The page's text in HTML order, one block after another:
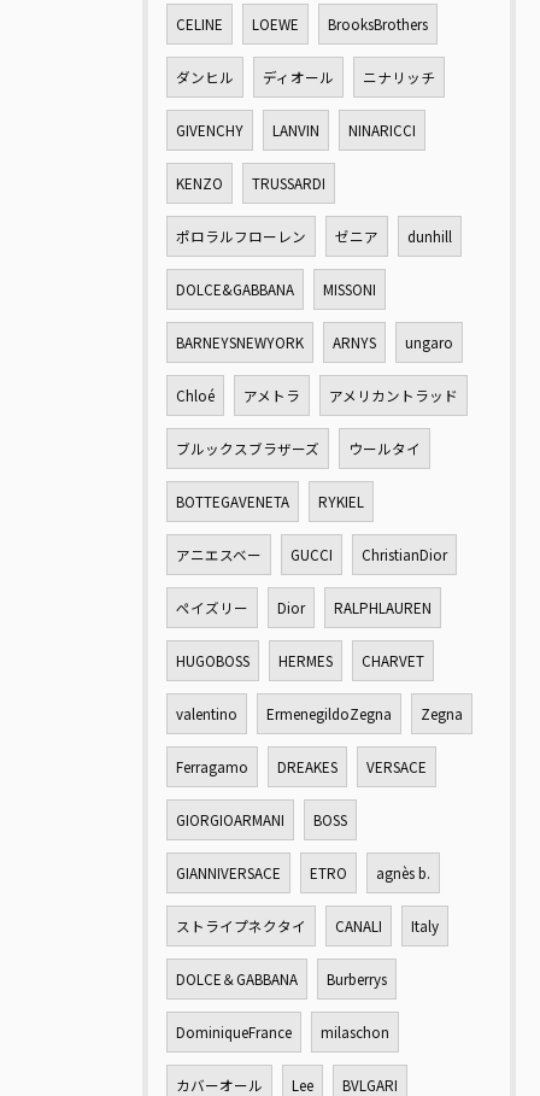
CELINE LOEWE BrooksBrothers
ダンヒル ディオール ニナリッチ
GIVENCHY LANVIN NINARICCI
KENZO TRUSSARDI
ポロラルフローレン ゼニア dunhill
DOLCE&GABBANA MISSONI
BARNEYSNEWYORK ARNYS ungaro
Chloé アメトラ アメリカントラッド
ブルックスブラザーズ ウールタイ
BOTTEGAVENETA RYKIEL
アニエスベー GUCCI ChristianDior
ペイズリー Dior RALPHLAUREN
HUGOBOSS HERMES CHARVET
valentino ErmenegildoZegna Zegna
Ferragamo DREAKES VERSACE
GIORGIOARMANI BOSS
GIANNIVERSACE ETRO agnès b.
ストライプネクタイ CANALI Italy
DOLCE＆GABBANA Burberrys
DominiqueFrance milaschon
カバーオール Lee BVLGARI